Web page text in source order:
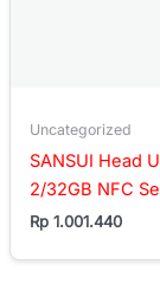
Uncategorized
SANSUI Head
2/32GB NFC
Rp 1.001.440